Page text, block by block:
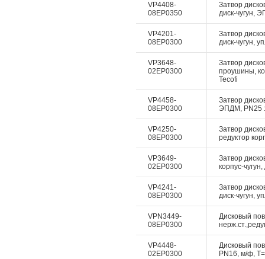
VP4408-
08EP0350
Затвор
диск-чугун,
VP4201-
08EP0300
Затвор
диск-чугун,
VP3648-
02EP0300
Затвор
проушины,
Tecofi
VP4458-
08EP0300
Затвор
ЭПДМ, PN25 :
VP4250-
08EP0300
Затвор
редуктор
VP3649-
02EP0300
Затвор
корпус-
VP4241-
08EP0300
Затвор
диск-чугун,
VPN3449-
08EP0300
Дисковый
VP4448-
02EP0300
Дисковый
PN16, м/ф,